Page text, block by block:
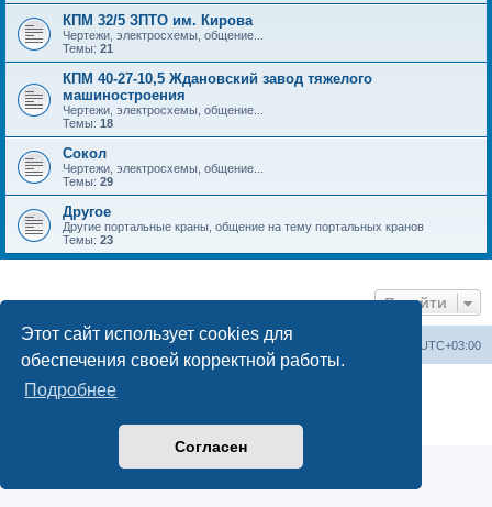
Этот сайт использует cookies для
обеспечения своей корректной работы.
Подробнее
Согласен
КПМ 32/5 ЗПТО им. Кирова
Чертежи, электросхемы, общение...
Темы: 21
КПМ 40-27-10,5 Ждановский завод тяжелого
машиностроения
Чертежи, электросхемы, общение...
Темы: 18
Сокол
Чертежи, электросхемы, общение...
Темы: 29
Другое
Другие портальные краны, общение на тему портальных кранов
Темы: 23
Перейти
Список форумов UTC+03:00
Создано на основе
Конфиденциальность|Правила